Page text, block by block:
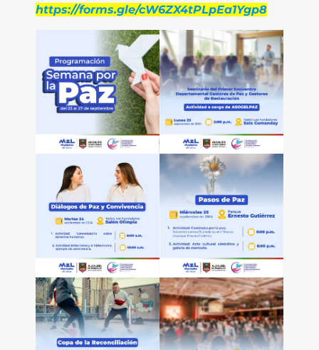
https://forms.gle/cW6ZX4tPLpEa1Ygp8